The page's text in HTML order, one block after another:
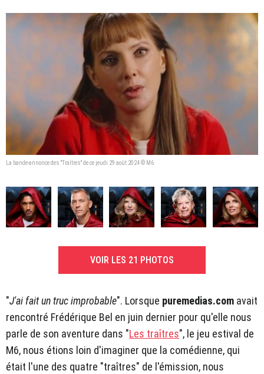
La bande-annonce des "Traîtres" de ce jeudi 29 août 2024 © M6
VOIR LES 21 PHOTOS
"J'ai fait un truc improbable". Lorsque puremedias.com avait
rencontré Frédérique Bel en juin dernier pour qu'elle nous
parle de son aventure dans "Les traîtres", le jeu estival de
M6, nous étions loin d'imaginer que la comédienne, qui
était l'une des quatre "traîtres" de l'émission, nous